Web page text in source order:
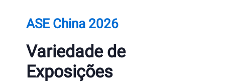
ASE China 2026
Variedade de
Exposições